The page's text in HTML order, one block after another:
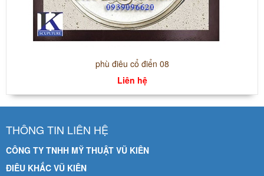
phù điêu cổ điển 08
Liên hệ
THÔNG TIN LIÊN HỆ
CÔNG TY TNHH MỸ THUẬT VŨ KIÊN
ĐIÊU KHẮC VŨ KIÊN